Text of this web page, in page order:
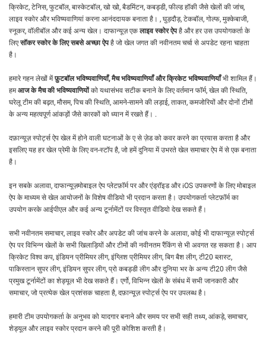
क्रिकेट, टेनिस, फुटबॉल, बास्केटबॉल, खो खो, बैडमिंटन, कबड्डी, फील्ड हॉकी जैसे खेलों की जांच,
लाइव स्कोर और भविष्यवाणियां करना आनंददायक बनाता है। , घुड़दौड़, टेकबॉल, गोल्फ, मुक्केबाजी,
स्नूकर, वॉलीबॉल और कई अन्य खेल। दाफान्यूज़ एक लाइव स्कोर ऐपहै और हर उस उपयोगकर्ता के
लिएसॉकर स्कोर के लिए सबसे अच्छा ऐपहै जो खेल जगत की नवीनतम चर्चा से अपडेट रहना चाहता
है।
हमारे गहन लेखों मेंफ़ुटबॉल भविष्यवाणियाँ, मैच भविष्यवाणियाँ और क्रिकेट भविष्यवाणियाँभी शामिल हैं।
हमआज के मैच की भविष्यवाणियोंको यथासंभव सटीक बनाने के लिए वर्तमान फॉर्म, खेल की स्थिति,
घरेलू टीम की बढ़त, मौसम, पिच की स्थिति, आमने-सामने की लड़ाई, ताकत, कमजोरियों और दोनों टीमों
के अन्य महत्वपूर्ण आंकड़ों जैसे कारकों को ध्यान में रखते हैं। .
दफ़ान्यूज़ स्पोर्ट्स ऐप खेल में होने वाली घटनाओं के ए से ज़ेड को कवर करने का प्रयास करता है और
इसलिए यह हर खेल प्रेमी के लिए वन-स्टॉप है, जो हमें दुनिया में उभरते खेल समाचार ऐप में से एक बनाता
है।
इन सबके अलावा, दाफान्यूज़मोबाइल ऐप प्लेटफ़ॉर्म पर और एंड्रॉइड और iOS उपकरणों के लिए मोबाइल
ऐप के माध्यम से खेल आयोजनों के विशेष वीडियो भी प्रदान करता है। उपयोगकर्ता प्लेटफ़ॉर्म का
उपयोग करके आईपीएल और कई अन्य टूर्नामेंटों पर विस्तृत वीडियो देख सकते हैं।
सभी नवीनतम समाचार, लाइव स्कोर और अपडेट की जांच करने के अलावा, कोई भी दाफान्यूज़ स्पोर्ट्स
ऐप पर विभिन्न खेलों के सभी खिलाड़ियों और टीमों की नवीनतम रैंकिंग से भी अवगत रह सकता है। आप
क्रिकेट विश्व कप, इंडियन प्रीमियर लीग, इंग्लिश प्रीमियर लीग, बिग बैश लीग, टी20 ब्लास्ट,
पाकिस्तान सुपर लीग, इंडियन सुपर लीग, प्रो कबड्डी लीग और दुनिया भर के अन्य टी20 लीग जैसे
प्रमुख टूर्नामेंटों का शेड्यूल भी देख सकते हैं। एर्गो, विभिन्न खेलों के संबंध में सभी जानकारी और
समाचार, जो प्रत्येक खेल प्रशंसक चाहता है, दफ़ान्यूज़ स्पोर्ट्स ऐप पर उपलब्ध है।
हमारी टीम उपयोगकर्ता के अनुभव को यादगार बनाने और समय पर सभी सही तथ्य, आंकड़े, समाचार,
शेड्यूल और लाइव स्कोर प्रदान करने की पूरी कोशिश करती है।